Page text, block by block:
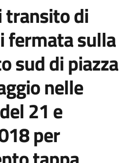
di
fermata sulla
sud di piazza
nelle
21 e
per